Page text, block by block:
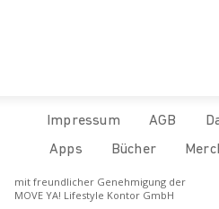
Impressum AGB
Apps
Bücher
mit freundlicher Genehmigung der
MOVE YA! Lifestyle Kontor GmbH